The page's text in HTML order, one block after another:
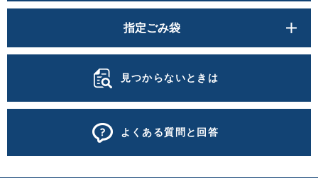
指定ごみ袋
見つからないときは
よくある質問と回答